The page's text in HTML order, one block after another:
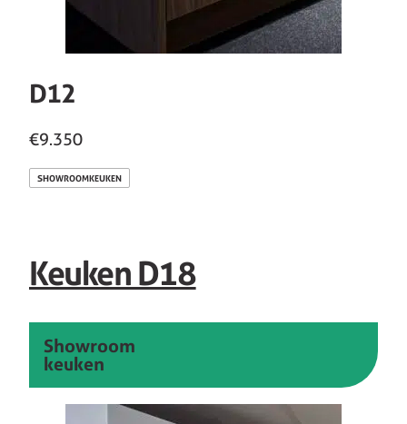
D12
€9.350
SHOWROOMKEUKEN
Keuken D18
Showroom
keuken